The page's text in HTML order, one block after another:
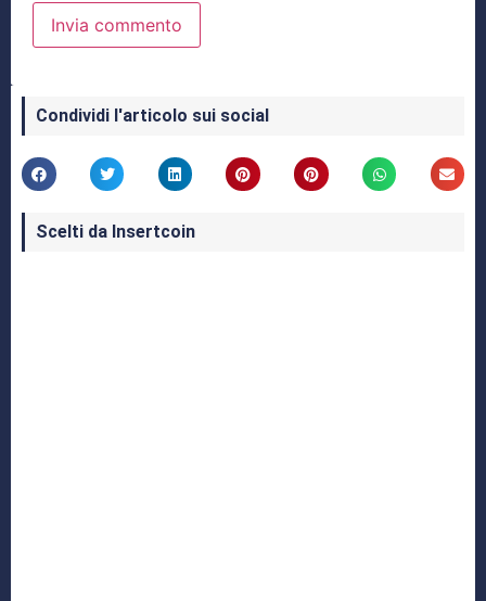
Condividi l'articolo sui social
Scelti da Insertcoin